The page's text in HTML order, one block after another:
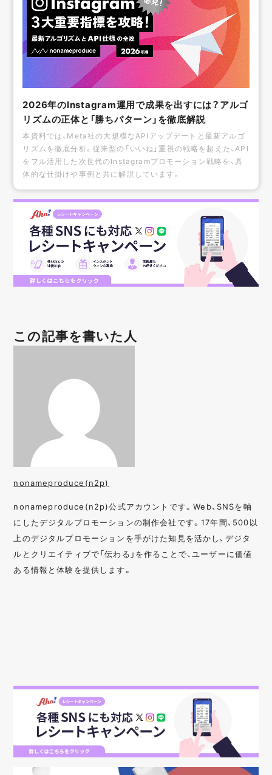
2026年のInstagram運用で成果を出すには？アルゴ
リズムの正体と「勝ちパターン」を徹底解説
本資料では、Meta社の大規模なAPIアップデートと最新アルゴ
リズムを徹底分析。従来型の「いいね」重視の戦略を超えた、API
をフル活用した次世代のInstagramプロモーション戦略を、具
体的な仕掛けや事例と共に解説しています。
この記事を書いた人
nonameproduce(n2p)
nonameproduce(n2p)公式アカウントです。Web、SNSを軸
にしたデジタルプロモーションの制作会社です。17年間、500以
上のデジタルプロモーションを手がけた知見を活かし、デジタ
ルとクリエイティブで「伝わる」を作ることで、ユーザーに価値
ある情報と体験を提供します。